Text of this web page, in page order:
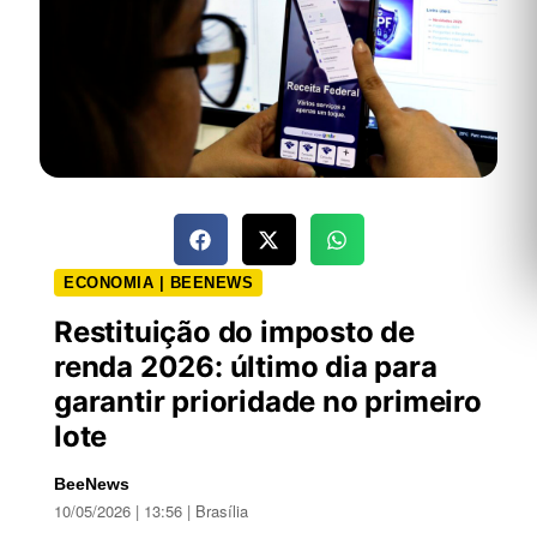
ECONOMIA | BEENEWS
Restituição do imposto de
renda 2026: último dia para
garantir prioridade no primeiro
lote
BeeNews
10/05/2026 | 13:56 | Brasília